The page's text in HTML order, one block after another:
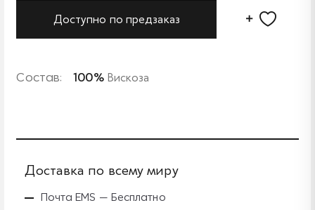
Доступно по предзаказ
Состав: 100%Вискоза
Доставка по всему миру
Почта EMS — Бесплатно